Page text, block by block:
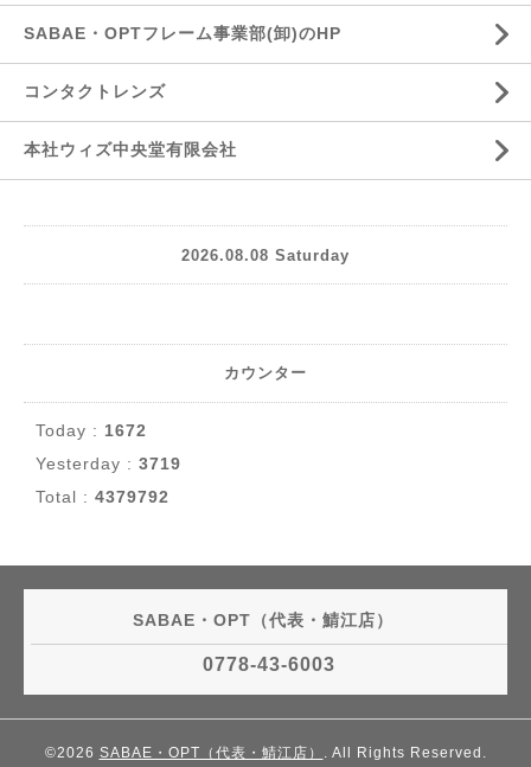
SABAE・OPTフレーム事業部(卸)のHP
コンタクトレンズ
本社ウィズ中央堂有限会社
2026.08.08 Saturday
カウンター
Today : 1672
Yesterday : 3719
Total : 4379792
SABAE・OPT（代表・鯖江店）
0778-43-6003
©2026 SABAE・OPT（代表・鯖江店） . All Rights Reserved.